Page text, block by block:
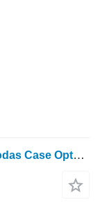
Mecanismo de engate para trator de rodas Case Optum 300